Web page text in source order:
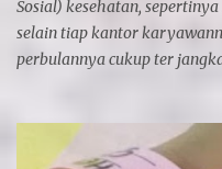
Sosial) kesehatan,
selain tiap kantor
perbulannya cukup ter
puskesmas dulu, baru nanti
di obati . Itu karena kita gak